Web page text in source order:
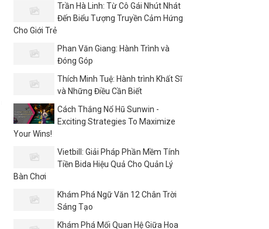
Trần Hà Linh: Từ Cô Gái Nhút Nhát
Đến Biểu Tượng Truyền Cảm Hứng
Cho Giới Trẻ
Phan Văn Giang: Hành Trình và
Đóng Góp
Thích Minh Tuệ: Hành trình Khất Sĩ
và Những Điều Cần Biết
Cách Thắng Nổ Hũ Sunwin -
Exciting Strategies To Maximize
Your Wins!
Vietbill: Giải Pháp Phần Mềm Tính
Tiền Bida Hiệu Quả Cho Quản Lý
Bàn Chơi
Khám Phá Ngữ Văn 12 Chân Trời
Sáng Tạo
Khám Phá Mối Quan Hệ Giữa Hoa